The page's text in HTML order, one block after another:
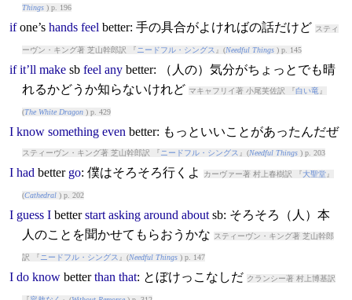
Things) p. 196
ifone’s hands feel better: 手の具合がよければの話だけど スティ
ーヴン・キング著 芝山幹郎訳 『 ニードフル・シングス 』(Needful Things) p. 145
if it’ll makesb feel any better: （人の）気分がちょっとでも晴
れるかどうか知らないけれど マキャフリイ著 小尾芙佐訳 『白い竜 』
(The White Dragon) p. 429
I know something even better: もっといいことがあったんだぜ
スティーヴン・キング著 芝山幹郎訳 『 ニードフル・シングス 』(Needful Things) p. 203
I had better go: 僕はそろそろ行くよ カーヴァー著 村上春樹訳 『大聖堂』
(Cathedral) p. 202
I guess I better start asking around aboutsb: そろそろ（人）本
人のことを聞かせてもらおうかな
スティーヴン・キング著 芝山幹郎
訳 『 ニードフル・シングス 』(Needful Things) p. 147
I do know better than that: とぼけっこなしだ クランシー著 村上博基訳